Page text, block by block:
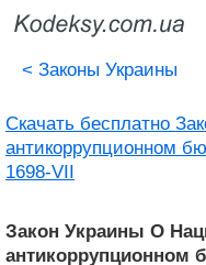
< Законы Украины
Скачать бесплатно
антикоррупционном
1698-VII
Закон Украины О
антикоррупционном